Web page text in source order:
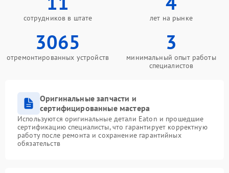
сотрудников в штате лет на рынке
3065
отремонтированных устройств
3
минимальный опыт работы
специалистов
Оригинальные запчасти и
сертифицированные мастера
Используются оригинальные детали Eaton и прошедшие
сертификацию специалисты, что гарантирует корректную
работу после ремонта и сохранение гарантийных
обязательств